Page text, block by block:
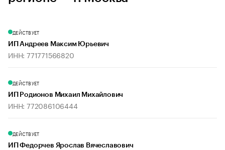
ДЕЙСТВУЕТ
ИП Андреев Максим Юрьевич
ИНН: 771771566820
ДЕЙСТВУЕТ
ИП Родионов Михаил Михайлович
ИНН: 772086106444
ДЕЙСТВУЕТ
ИП Федорчев Ярослав Вячеславович